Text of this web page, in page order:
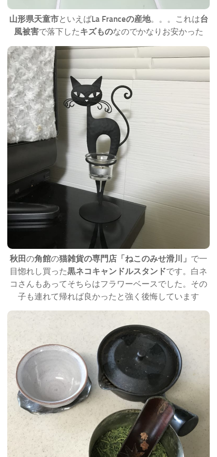
山形県天童市といえばLa Franceの産地。。。これは台
風被害で落下したキズものなのでかなりお安かった
秋田 の角館の猫雑貨の専門店「ねこのみせ滑川」 で一
目惚れし買った黒ネコキャンドルスタンドです。白ネ
コさんもあってそちらはフラワーベースでした。その
子も連れて帰れば良かったと強く後悔しています